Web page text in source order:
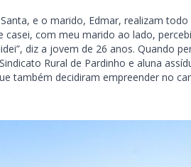
e o marido, Edmar, realizam
casei, com meu marido ao lado,
diz a jovem de 26 anos. Quando
Rural de Pardinho e aluna
também decidiram empreender no